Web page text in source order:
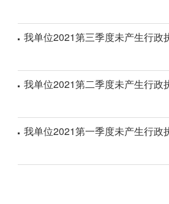
我单位2021第三季度未产生行政
我单位2021第二季度未产生行政
我单位2021第一季度未产生行政